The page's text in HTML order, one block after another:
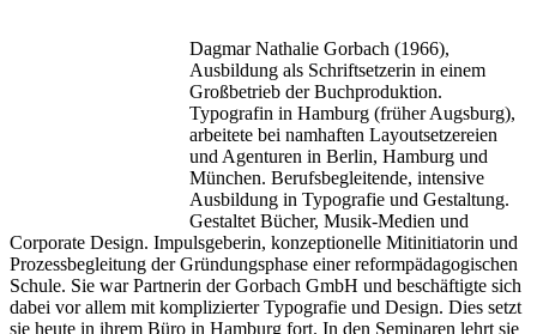
Dagmar Nathalie Gorbach (1966),
Ausbildung als Schriftsetzerin in einem
Großbetrieb der Buchproduktion.
Typografin in Hamburg (früher Augsburg),
arbeitete bei namhaften Layoutsetzereien
und Agenturen in Berlin, Hamburg und
München. Berufsbegleitende, intensive
Ausbildung in Typografie und Gestaltung.
Gestaltet Bücher, Musik-Medien und
Corporate Design. Impulsgeberin, konzeptionelle Mitinitiatorin und
Prozessbegleitung der Gründungsphase einer reformpädagogischen
Schule. Sie war Partnerin der Gorbach GmbH und beschäftigte sich
dabei vor allem mit komplizierter Typografie und Design. Dies setzt
sie heute in ihrem Büro in Hamburg fort. In den Seminaren lehrt sie